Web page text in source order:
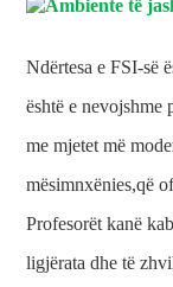
Ndërtesa e FSI-së
është e nevojshme
me mjetet më
mësimnxënies,që
Profesorët kanë
ligjërata dhe të